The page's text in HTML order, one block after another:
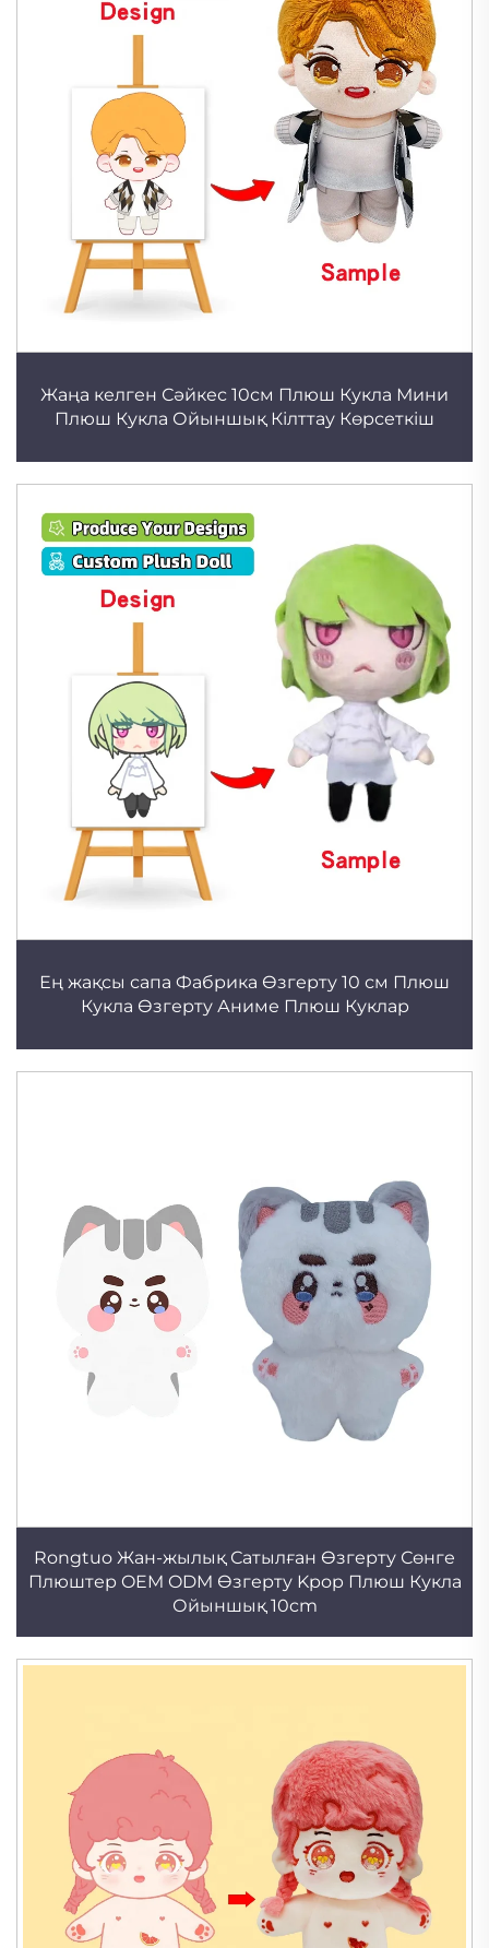
Жаңа келген Сәйкес 10см Плюш Кукла Мини
Плюш Кукла Ойыншық Кілттау Көрсеткіш
Ең жақсы сапа Фабрика Өзгерту 10 см Плюш
Кукла Өзгерту Аниме Плюш Куклар
Rongtuo Жан-жылық Сатылған Өзгерту Сөнге
Плюштер OEM ODM Өзгерту Kpop Плюш Кукла
Ойыншық 10cm